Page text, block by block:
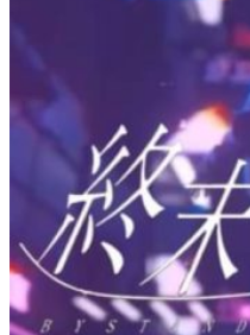
2024/07/14
2024年7月14日
🌐WFCクラブ公式🌐